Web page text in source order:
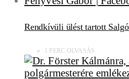
Rendkívüli ülést tartott
1 PERC OLVASÁS